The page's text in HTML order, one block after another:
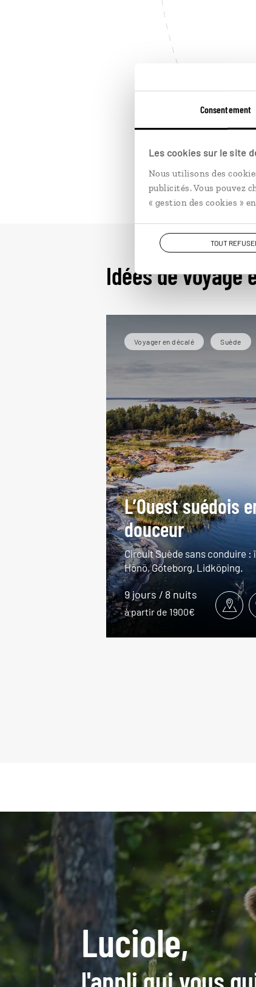
Consentement
Les cookies sur le site
Nous utilisons des
publicités. Vous pouvez
« gestion des cookies »
TOUT
Idées de voyage
Voyager en décalé Suède
L’Ouest suédois
douceur
Circuit Suède sans conduire :
Hönö, Göteborg, Lidköping.
9 jours / 8 nuits
à partir de 1900€
Luciole,
l'appli qui vous